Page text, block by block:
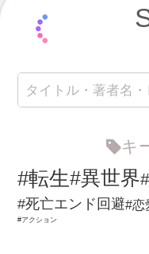
キ
#転生#異世界
#死亡エンド回避#恋
#アクション